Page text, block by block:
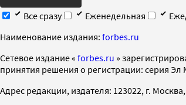
Все сразу
Еженедельная
Наименование издания: forbes.ru
Cетевое издание « forbes.ru »
принятия решения о регистрации: серия Эл
Адрес редакции, издателя: 123022, г.